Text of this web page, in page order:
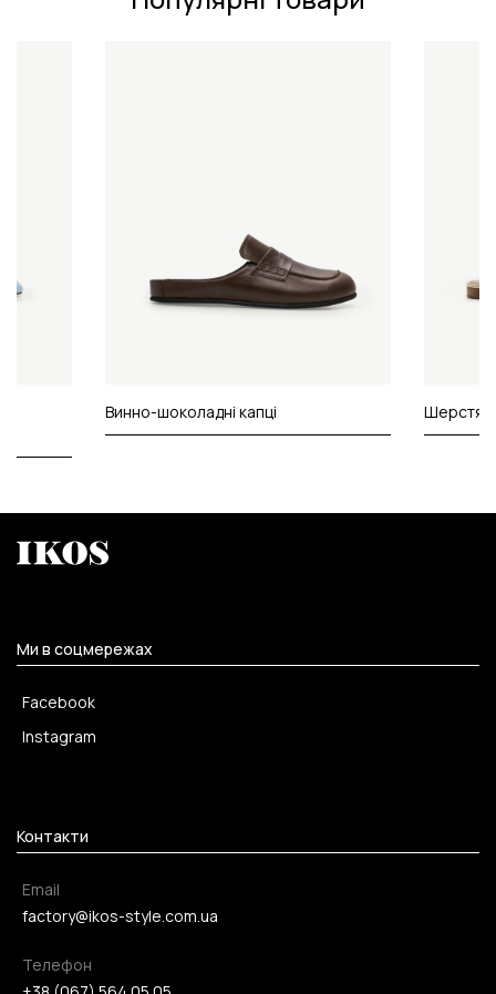
Винно-шоколадні капці Шерстяні
Ми в соцмережах
Facebook
Instagram
Контакти
Email
factory@ikos-style.com.ua
Телефон